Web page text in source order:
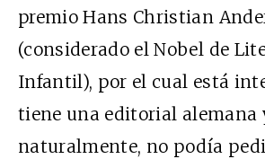
premio Hans Christian
(considerado el Nobel de
Infantil), por el cual está
tiene una editorial alemana
naturalmente, no podía